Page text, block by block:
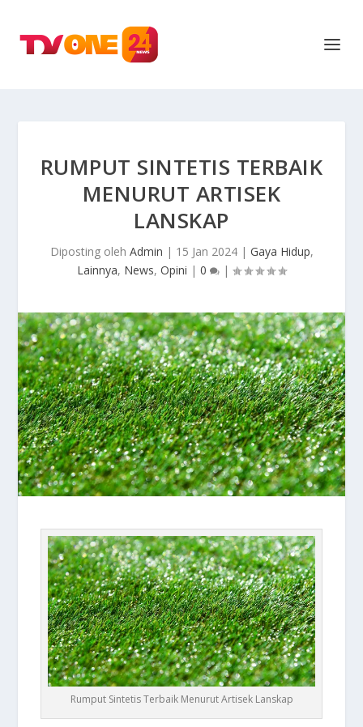
RUMPUT SINTETIS TERBAIK
MENURUT ARTISEK
LANSKAP
Diposting oleh Admin | 15 Jan 2024| Gaya Hidup,
Lainnya, News, Opini | 0 |
Rumput Sintetis Terbaik Menurut Artisek Lanskap